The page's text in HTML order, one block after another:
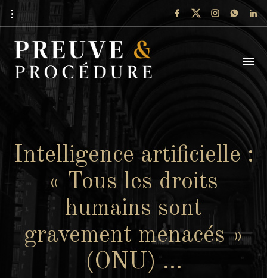
Intelligence artificielle :
« Tous les droits
humains sont
gravement menacés »
(ONU) …